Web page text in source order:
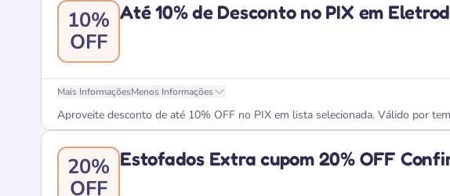
10%
OFF
Até 10% de Desconto no PIX em
Mais InformaçõesMenos Informações
Aproveite desconto de até 10% OFF no PIX em lista selecionada. Válido por
20%
OFF
Estofados Extra cupom 20% OFF